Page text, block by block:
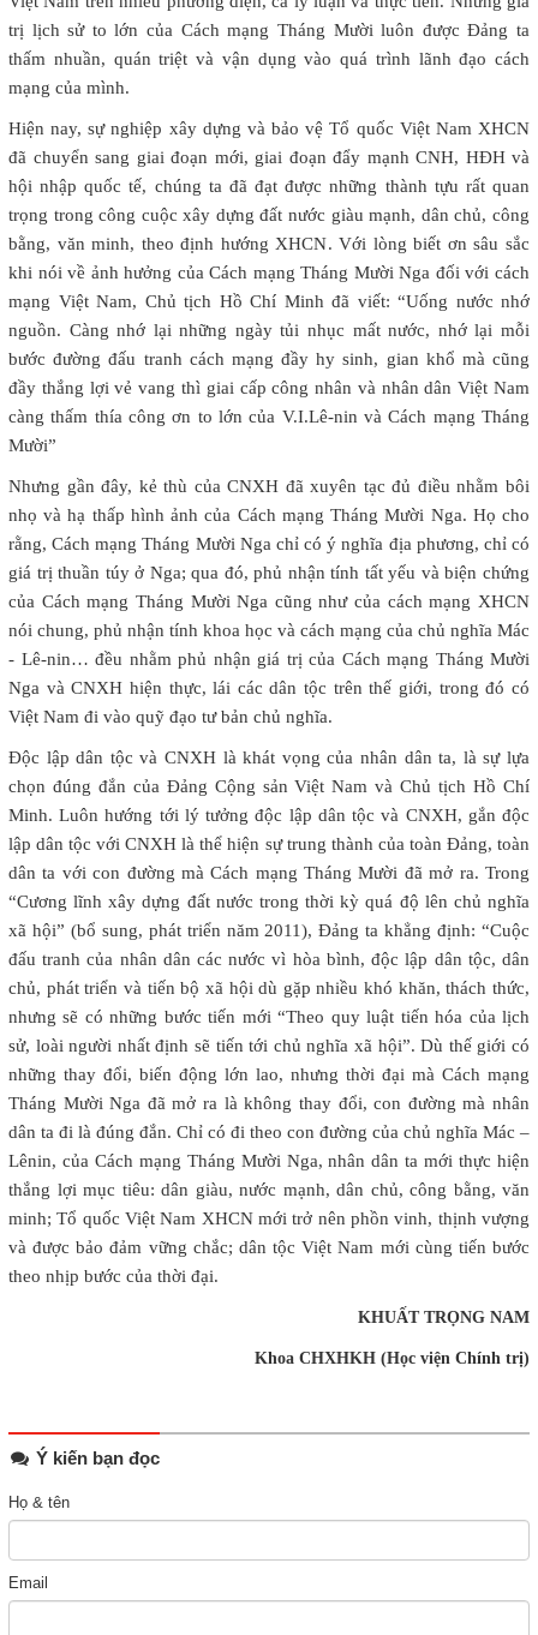
trị lịch sử to lớn của Cách mạng Tháng Mười luôn được Đảng ta
thấm nhuần, quán triệt và vận dụng vào quá trình lãnh đạo cách
mạng của mình.
Hiện nay, sự nghiệp xây dựng và bảo vệ Tổ quốc Việt Nam XHCN
đã chuyển sang giai đoạn mới, giai đoạn đẩy mạnh CNH, HĐH và
hội nhập quốc tế, chúng ta đã đạt được những thành tựu rất quan
trọng trong công cuộc xây dựng đất nước giàu mạnh, dân chủ, công
bằng, văn minh, theo định hướng XHCN. Với lòng biết ơn sâu sắc
khi nói về ảnh hưởng của Cách mạng Tháng Mười Nga đối với cách
mạng Việt Nam, Chủ tịch Hồ Chí Minh đã viết: “Uống nước nhớ
nguồn. Càng nhớ lại những ngày tủi nhục mất nước, nhớ lại mỗi
bước đường đấu tranh cách mạng đầy hy sinh, gian khổ mà cũng
đầy thắng lợi vẻ vang thì giai cấp công nhân và nhân dân Việt Nam
càng thấm thía công ơn to lớn của V.I.Lê-nin và Cách mạng Tháng
Mười”
Nhưng gần đây, kẻ thù của CNXH đã xuyên tạc đủ điều nhằm bôi
nhọ và hạ thấp hình ảnh của Cách mạng Tháng Mười Nga. Họ cho
rằng, Cách mạng Tháng Mười Nga chỉ có ý nghĩa địa phương, chỉ có
giá trị thuần túy ở Nga; qua đó, phủ nhận tính tất yếu và biện chứng
của Cách mạng Tháng Mười Nga cũng như của cách mạng XHCN
nói chung, phủ nhận tính khoa học và cách mạng của chủ nghĩa Mác
- Lê-nin… đều nhằm phủ nhận giá trị của Cách mạng Tháng Mười
Nga và CNXH hiện thực, lái các dân tộc trên thế giới, trong đó có
Việt Nam đi vào quỹ đạo tư bản chủ nghĩa.
Độc lập dân tộc và CNXH là khát vọng của nhân dân ta, là sự lựa
chọn đúng đắn của Đảng Cộng sản ViệtNam và Chủ tịch Hồ Chí
Minh. Luôn hướng tới lý tưởng độc lập dân tộc và CNXH, gắn độc
lập dân tộc với CNXH là thể hiện sự trung thành của toàn Đảng, toàn
dân ta với con đường mà Cách mạng Tháng Mười đã mở ra. Trong
“Cương lĩnh xây dựng đất nước trong thời kỳ quá độ lên chủ nghĩa
xã hội” (bổ sung, phát triển năm 2011), Đảng ta khẳng định: “Cuộc
đấu tranh của nhân dân các nước vì hòa bình, độc lập dân tộc, dân
chủ, phát triển và tiến bộ xã hội dù gặp nhiều khó khăn, thách thức,
nhưng sẽ có những bước tiến mới “Theo quy luật tiến hóa của lịch
sử, loài người nhất định sẽ tiến tới chủ nghĩa xã hội”. Dù thế giới có
những thay đổi, biến động lớn lao, nhưng thời đại mà Cách mạng
Tháng Mười Nga đã mở ra là không thay đổi, con đường mà nhân
dân ta đi là đúng đắn. Chỉ có đi theo con đường của chủ nghĩa Mác –
Lênin, của Cách mạng Tháng Mười Nga, nhân dân ta mới thực hiện
thắng lợi mục tiêu: dân giàu, nước mạnh, dân chủ, công bằng, văn
minh; Tổ quốc Việt Nam XHCN mới trở nên phồn vinh, thịnh vượng
và được bảo đảm vững chắc; dân tộc Việt Nam mới cùng tiến bước
theo nhịp bước của thời đại.
KHUẤT TRỌNG NAM
Khoa CHXHKH (Học viện Chính trị)
Ý kiến bạn đọc
Họ & tên
Email